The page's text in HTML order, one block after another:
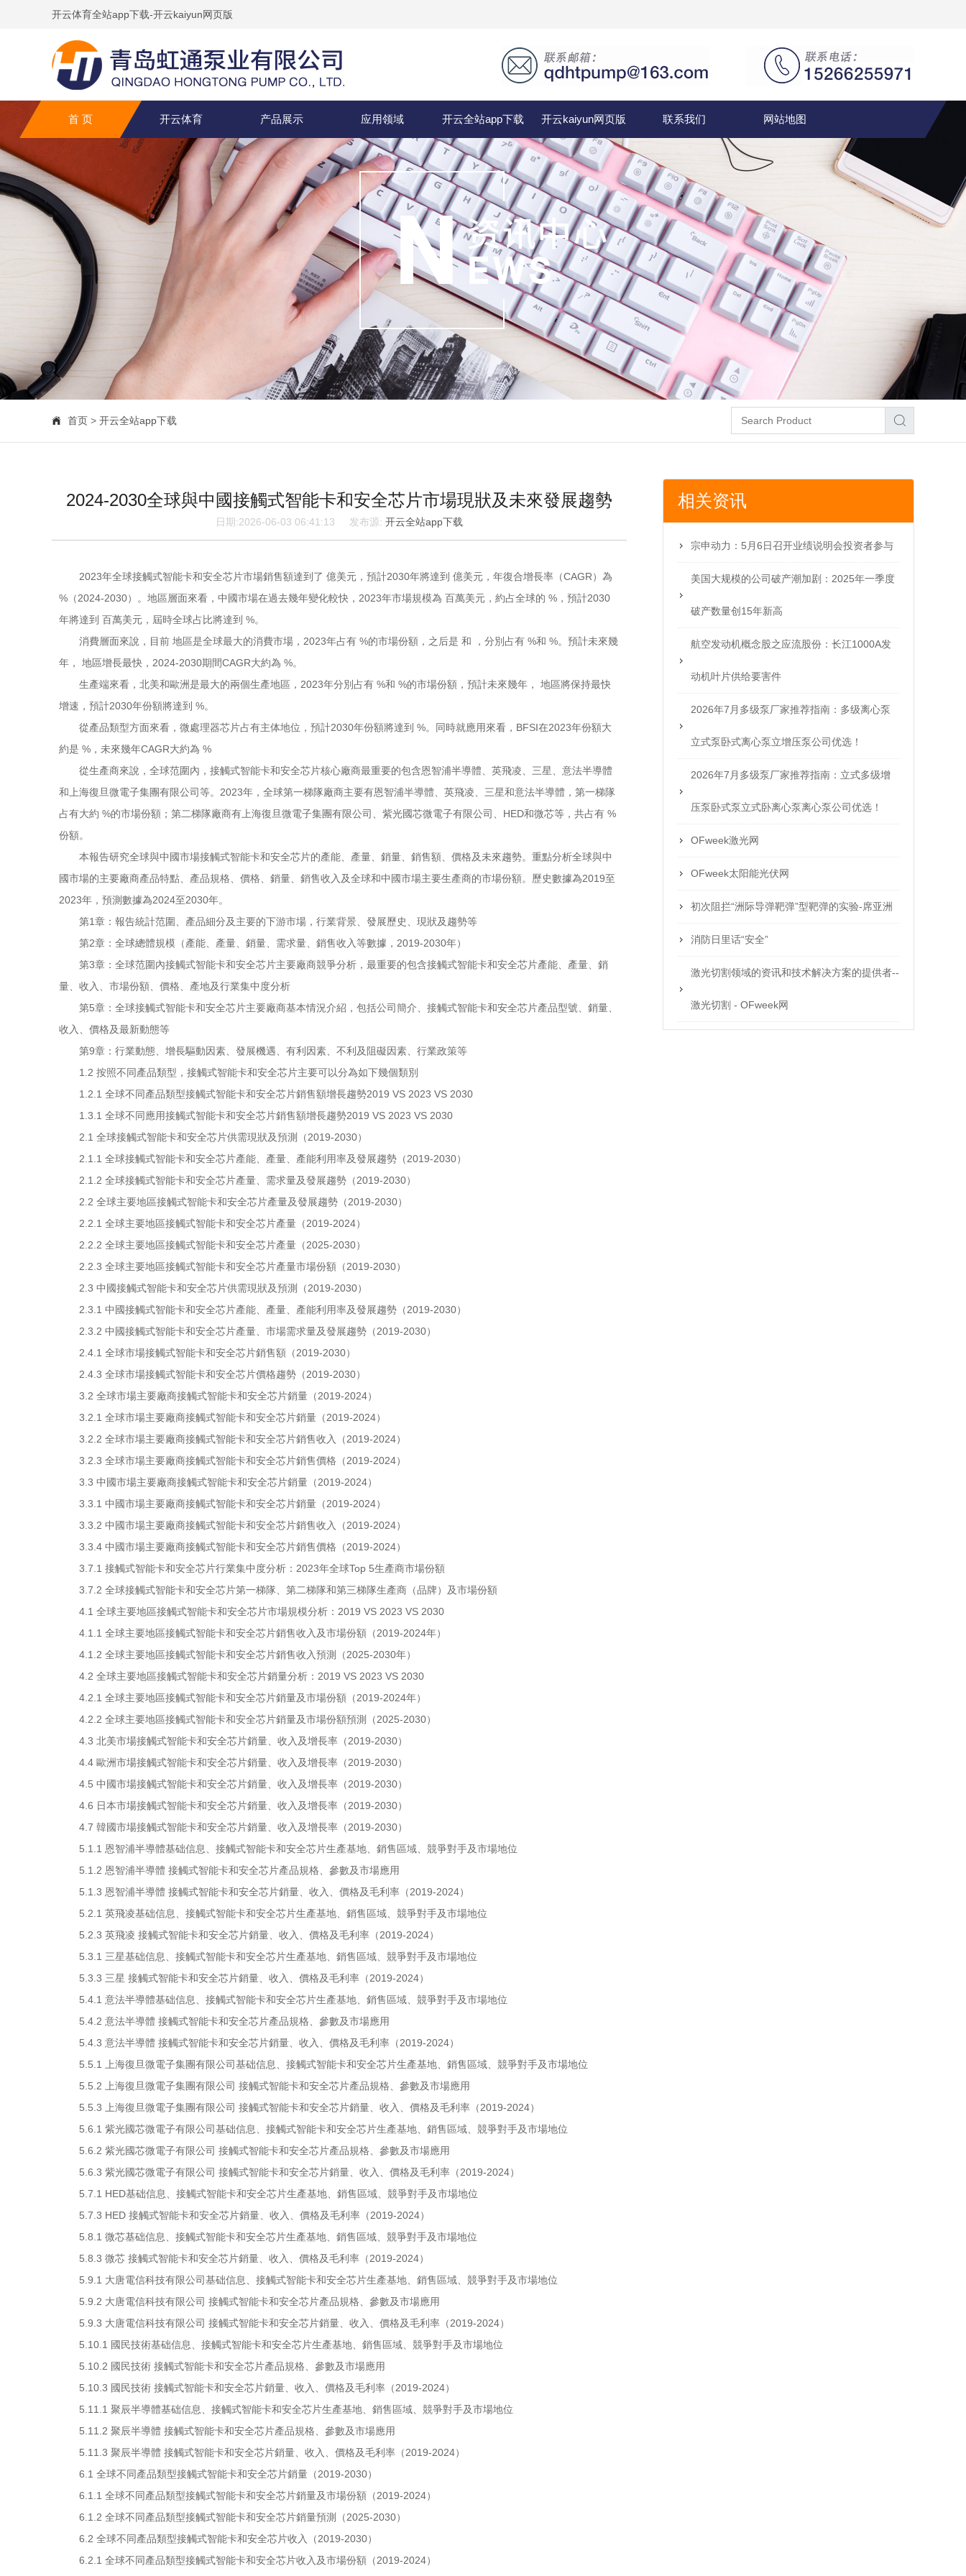
开云体育全站app下载-开云kaiyun网页版
首 页 开云体育 产品展示 应用领域 开云全站app下载 开云kaiyun网页版 联系我们 网站地图
首页 > 开云全站app下载
2024-2030全球與中國接觸式智能卡和安全芯片市場現狀及未來發展趨勢
日期:2026-06-03 06:41:13 发布源: 开云全站app下载
2023年全球接觸式智能卡和安全芯片市場銷售額達到了 億美元，預計2030年將達到 億美元，年復合增長率（CAGR）為
%（2024-2030）。地區層面來看，中國市場在過去幾年變化較快，2023年市場規模為 百萬美元，約占全球的 %，預計2030
年將達到 百萬美元，屆時全球占比將達到 %。
消費層面來說，目前 地區是全球最大的消費市場，2023年占有 %的市場份額，之后是 和 ，分別占有 %和 %。預計未來幾
年， 地區增長最快，2024-2030期間CAGR大約為 %。
生產端來看，北美和歐洲是最大的兩個生產地區，2023年分別占有 %和 %的市場份額，預計未來幾年， 地區將保持最快
增速，預計2030年份額將達到 %。
從產品類型方面來看，微處理器芯片占有主体地位，預計2030年份額將達到 %。同時就應用來看，BFSI在2023年份額大
約是 %，未來幾年CAGR大約為 %
從生產商來說，全球范圍內，接觸式智能卡和安全芯片核心廠商最重要的包含恩智浦半導體、英飛凌、三星、意法半導體
和上海復旦微電子集團有限公司等。2023年，全球第一梯隊廠商主要有恩智浦半導體、英飛凌、三星和意法半導體，第一梯隊
占有大約 %的市場份額；第二梯隊廠商有上海復旦微電子集團有限公司、紫光國芯微電子有限公司、HED和微芯等，共占有 %
份額。
本報告研究全球與中國市場接觸式智能卡和安全芯片的產能、產量、銷量、銷售額、價格及未來趨勢。重點分析全球與中
國市場的主要廠商產品特點、產品規格、價格、銷量、銷售收入及全球和中國市場主要生產商的市場份額。歷史數據為2019至
2023年，預測數據為2024至2030年。
第1章：報告統計范圍、產品細分及主要的下游市場，行業背景、發展歷史、現狀及趨勢等
第2章：全球總體規模（產能、產量、銷量、需求量、銷售收入等數據，2019-2030年）
第3章：全球范圍內接觸式智能卡和安全芯片主要廠商競爭分析，最重要的包含接觸式智能卡和安全芯片產能、產量、銷
量、收入、市場份額、價格、產地及行業集中度分析
第5章：全球接觸式智能卡和安全芯片主要廠商基本情況介紹，包括公司簡介、接觸式智能卡和安全芯片產品型號、銷量、
收入、價格及最新動態等
第9章：行業動態、增長驅動因素、發展機遇、有利因素、不利及阻礙因素、行業政策等
1.2 按照不同產品類型，接觸式智能卡和安全芯片主要可以分為如下幾個類別
1.2.1 全球不同產品類型接觸式智能卡和安全芯片銷售額增長趨勢2019 VS 2023 VS 2030
1.3.1 全球不同應用接觸式智能卡和安全芯片銷售額增長趨勢2019 VS 2023 VS 2030
2.1 全球接觸式智能卡和安全芯片供需現狀及預測（2019-2030）
2.1.1 全球接觸式智能卡和安全芯片產能、產量、產能利用率及發展趨勢（2019-2030）
2.1.2 全球接觸式智能卡和安全芯片產量、需求量及發展趨勢（2019-2030）
2.2 全球主要地區接觸式智能卡和安全芯片產量及發展趨勢（2019-2030）
2.2.1 全球主要地區接觸式智能卡和安全芯片產量（2019-2024）
2.2.2 全球主要地區接觸式智能卡和安全芯片產量（2025-2030）
2.2.3 全球主要地區接觸式智能卡和安全芯片產量市場份額（2019-2030）
2.3 中國接觸式智能卡和安全芯片供需現狀及預測（2019-2030）
2.3.1 中國接觸式智能卡和安全芯片產能、產量、產能利用率及發展趨勢（2019-2030）
2.3.2 中國接觸式智能卡和安全芯片產量、市場需求量及發展趨勢（2019-2030）
2.4.1 全球市場接觸式智能卡和安全芯片銷售額（2019-2030）
2.4.3 全球市場接觸式智能卡和安全芯片價格趨勢（2019-2030）
3.2 全球市場主要廠商接觸式智能卡和安全芯片銷量（2019-2024）
3.2.1 全球市場主要廠商接觸式智能卡和安全芯片銷量（2019-2024）
3.2.2 全球市場主要廠商接觸式智能卡和安全芯片銷售收入（2019-2024）
3.2.3 全球市場主要廠商接觸式智能卡和安全芯片銷售價格（2019-2024）
3.3 中國市場主要廠商接觸式智能卡和安全芯片銷量（2019-2024）
3.3.1 中國市場主要廠商接觸式智能卡和安全芯片銷量（2019-2024）
3.3.2 中國市場主要廠商接觸式智能卡和安全芯片銷售收入（2019-2024）
3.3.4 中國市場主要廠商接觸式智能卡和安全芯片銷售價格（2019-2024）
3.7.1 接觸式智能卡和安全芯片行業集中度分析：2023年全球Top 5生產商市場份額
3.7.2 全球接觸式智能卡和安全芯片第一梯隊、第二梯隊和第三梯隊生產商（品牌）及市場份額
4.1 全球主要地區接觸式智能卡和安全芯片市場規模分析：2019 VS 2023 VS 2030
4.1.1 全球主要地區接觸式智能卡和安全芯片銷售收入及市場份額（2019-2024年）
4.1.2 全球主要地區接觸式智能卡和安全芯片銷售收入預測（2025-2030年）
4.2 全球主要地區接觸式智能卡和安全芯片銷量分析：2019 VS 2023 VS 2030
4.2.1 全球主要地區接觸式智能卡和安全芯片銷量及市場份額（2019-2024年）
4.2.2 全球主要地區接觸式智能卡和安全芯片銷量及市場份額預測（2025-2030）
4.3 北美市場接觸式智能卡和安全芯片銷量、收入及增長率（2019-2030）
4.4 歐洲市場接觸式智能卡和安全芯片銷量、收入及增長率（2019-2030）
4.5 中國市場接觸式智能卡和安全芯片銷量、收入及增長率（2019-2030）
4.6 日本市場接觸式智能卡和安全芯片銷量、收入及增長率（2019-2030）
4.7 韓國市場接觸式智能卡和安全芯片銷量、收入及增長率（2019-2030）
5.1.1 恩智浦半導體基础信息、接觸式智能卡和安全芯片生產基地、銷售區域、競爭對手及市場地位
5.1.2 恩智浦半導體 接觸式智能卡和安全芯片產品規格、參數及市場應用
5.1.3 恩智浦半導體 接觸式智能卡和安全芯片銷量、收入、價格及毛利率（2019-2024）
5.2.1 英飛凌基础信息、接觸式智能卡和安全芯片生產基地、銷售區域、競爭對手及市場地位
5.2.3 英飛凌 接觸式智能卡和安全芯片銷量、收入、價格及毛利率（2019-2024）
5.3.1 三星基础信息、接觸式智能卡和安全芯片生產基地、銷售區域、競爭對手及市場地位
5.3.3 三星 接觸式智能卡和安全芯片銷量、收入、價格及毛利率（2019-2024）
5.4.1 意法半導體基础信息、接觸式智能卡和安全芯片生產基地、銷售區域、競爭對手及市場地位
5.4.2 意法半導體 接觸式智能卡和安全芯片產品規格、參數及市場應用
5.4.3 意法半導體 接觸式智能卡和安全芯片銷量、收入、價格及毛利率（2019-2024）
5.5.1 上海復旦微電子集團有限公司基础信息、接觸式智能卡和安全芯片生產基地、銷售區域、競爭對手及市場地位
5.5.2 上海復旦微電子集團有限公司 接觸式智能卡和安全芯片產品規格、參數及市場應用
5.5.3 上海復旦微電子集團有限公司 接觸式智能卡和安全芯片銷量、收入、價格及毛利率（2019-2024）
5.6.1 紫光國芯微電子有限公司基础信息、接觸式智能卡和安全芯片生產基地、銷售區域、競爭對手及市場地位
5.6.2 紫光國芯微電子有限公司 接觸式智能卡和安全芯片產品規格、參數及市場應用
5.6.3 紫光國芯微電子有限公司 接觸式智能卡和安全芯片銷量、收入、價格及毛利率（2019-2024）
5.7.1 HED基础信息、接觸式智能卡和安全芯片生產基地、銷售區域、競爭對手及市場地位
5.7.3 HED 接觸式智能卡和安全芯片銷量、收入、價格及毛利率（2019-2024）
5.8.1 微芯基础信息、接觸式智能卡和安全芯片生產基地、銷售區域、競爭對手及市場地位
5.8.3 微芯 接觸式智能卡和安全芯片銷量、收入、價格及毛利率（2019-2024）
5.9.1 大唐電信科技有限公司基础信息、接觸式智能卡和安全芯片生產基地、銷售區域、競爭對手及市場地位
5.9.2 大唐電信科技有限公司 接觸式智能卡和安全芯片產品規格、參數及市場應用
5.9.3 大唐電信科技有限公司 接觸式智能卡和安全芯片銷量、收入、價格及毛利率（2019-2024）
5.10.1 國民技術基础信息、接觸式智能卡和安全芯片生產基地、銷售區域、競爭對手及市場地位
5.10.2 國民技術 接觸式智能卡和安全芯片產品規格、參數及市場應用
5.10.3 國民技術 接觸式智能卡和安全芯片銷量、收入、價格及毛利率（2019-2024）
5.11.1 聚辰半導體基础信息、接觸式智能卡和安全芯片生產基地、銷售區域、競爭對手及市場地位
5.11.2 聚辰半導體 接觸式智能卡和安全芯片產品規格、參數及市場應用
5.11.3 聚辰半導體 接觸式智能卡和安全芯片銷量、收入、價格及毛利率（2019-2024）
6.1 全球不同產品類型接觸式智能卡和安全芯片銷量（2019-2030）
6.1.1 全球不同產品類型接觸式智能卡和安全芯片銷量及市場份額（2019-2024）
6.1.2 全球不同產品類型接觸式智能卡和安全芯片銷量預測（2025-2030）
6.2 全球不同產品類型接觸式智能卡和安全芯片收入（2019-2030）
6.2.1 全球不同產品類型接觸式智能卡和安全芯片收入及市場份額（2019-2024）
相关资讯
宗申动力：5月6日召开业绩说明会投资者参与
美国大规模的公司破产潮加剧：2025年一季度
破产数量创15年新高
航空发动机概念股之应流股份：长江1000A发
动机叶片供给要害件
2026年7月多级泵厂家推荐指南：多级离心泵
立式泵卧式离心泵立增压泵公司优选！
2026年7月多级泵厂家推荐指南：立式多级增
压泵卧式泵立式卧离心泵离心泵公司优选！
OFweek激光网
OFweek太阳能光伏网
初次阻拦“洲际导弹靶弹”型靶弹的实验-席亚洲
消防日里话“安全”
激光切割领域的资讯和技术解决方案的提供者--
激光切割 - OFweek网